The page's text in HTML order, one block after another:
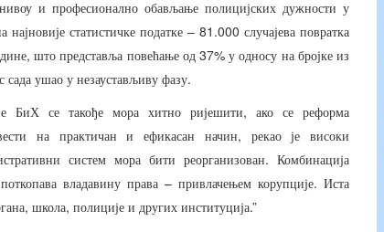
нивоу и професионално обављање полицијских дужности у
најновије статистичке податке – 81.000 случајева повратка
,што представља повећање од37%у односу на бројке из
сада ушао у незаустављиву фазу.
БиХ се такође мора хитно ријешити, ако се
реформа
на практичан и ефикасан начин, рекао је
високи
систем мора бити реорганизован.Комбинација
поткопава владавину права – привлачењем корупције. Иста
, школа, полиције и других институција.”